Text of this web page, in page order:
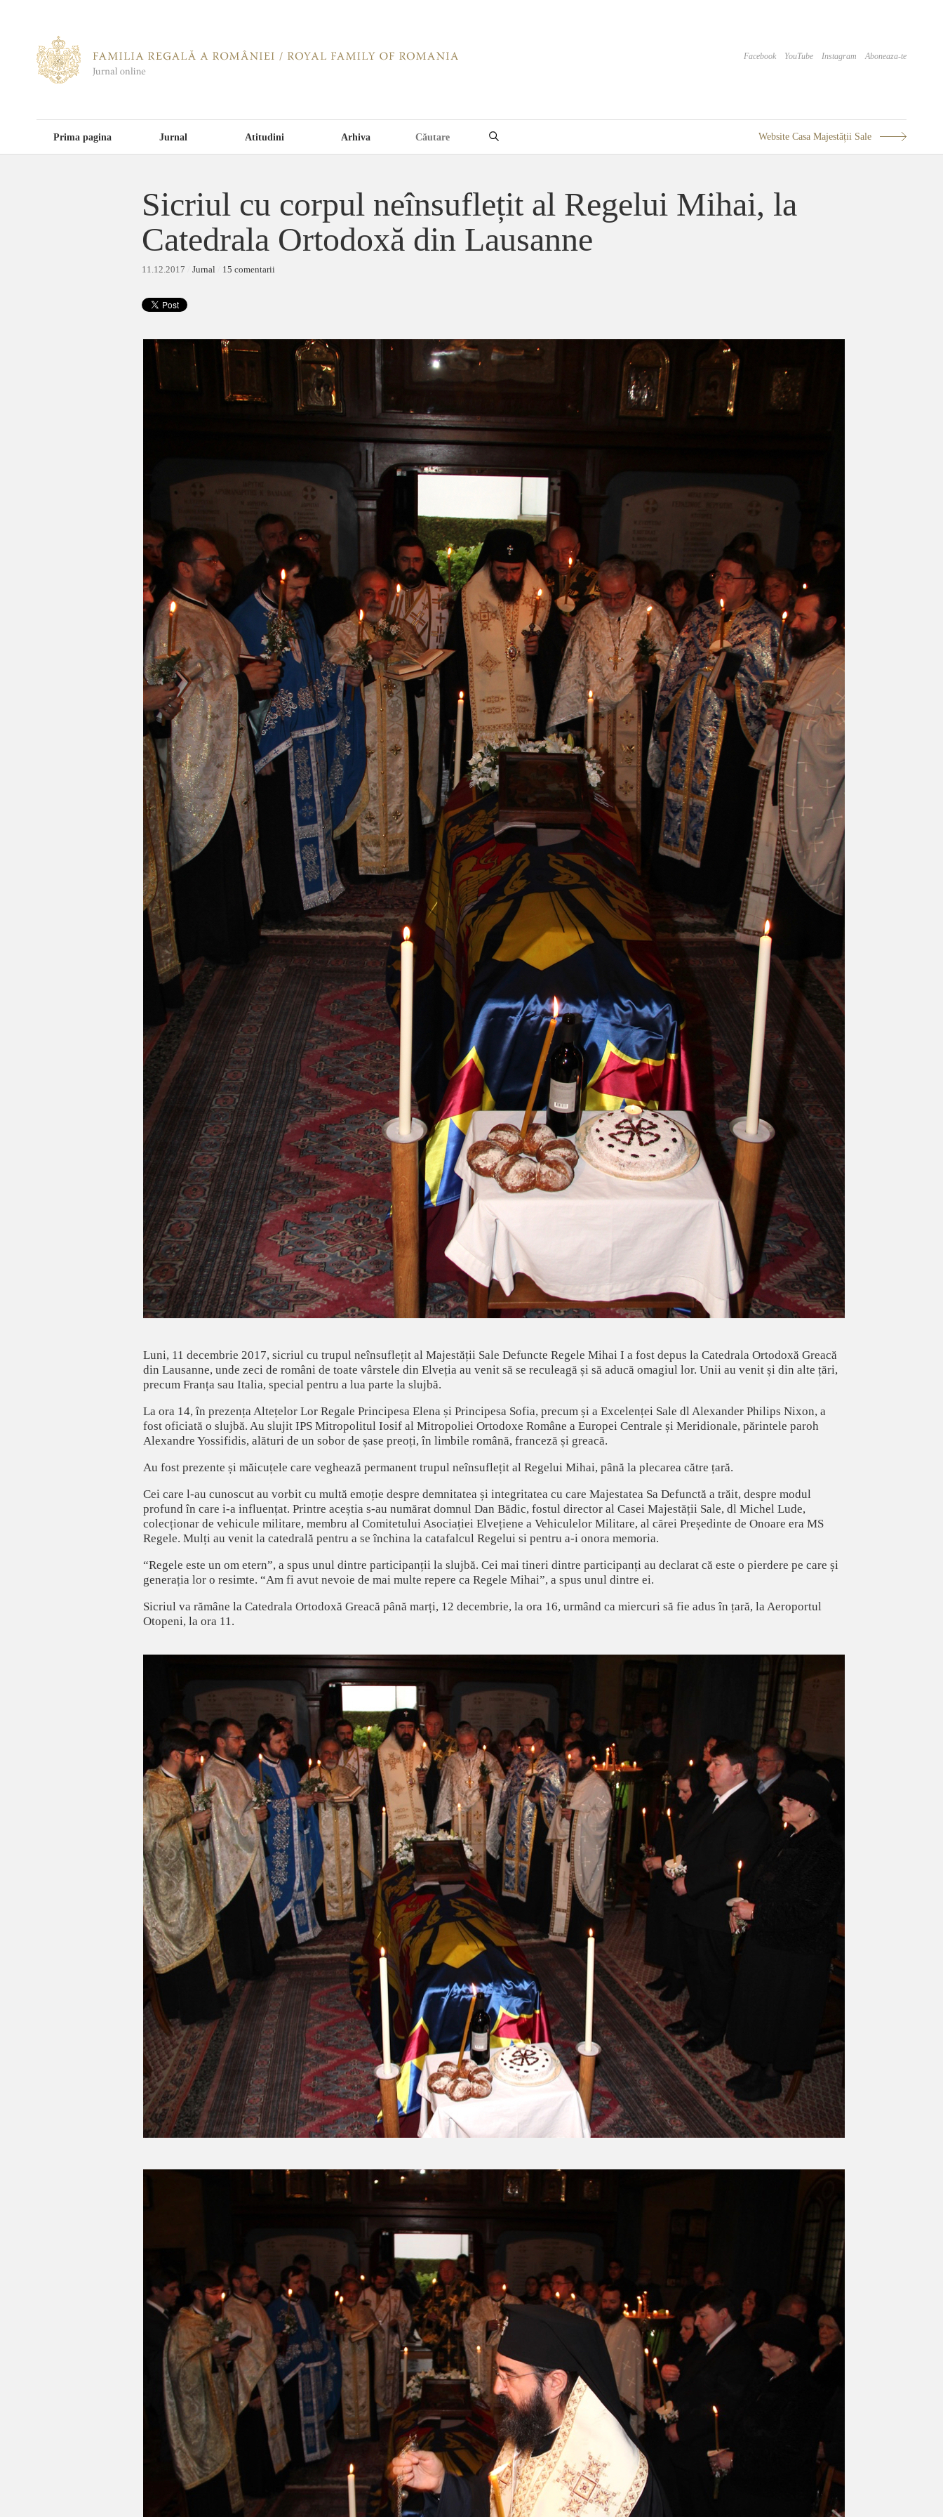
Facebook YouTube Instagram Aboneaza-te
Prima pagina Jurnal Atitudini Arhiva Website Casa Majestății Sale
Sicriul cu corpul neînsuflețit al Regelui Mihai, la
Catedrala Ortodoxă din Lausanne
11.12.2017 Jurnal 15 comentarii
Luni, 11 decembrie 2017, sicriul cu trupul neînsuflețit al Majestății Sale Defuncte Regele Mihai I a fost depus la Catedrala Ortodoxă Greacă
din Lausanne, unde zeci de români de toate vârstele din Elveția au venit să se reculeagă și să aducă omagiul lor. Unii au venit și din alte țări,
precum Franța sau Italia, special pentru a lua parte la slujbă.
La ora 14, în prezența Altețelor Lor Regale Principesa Elena și Principesa Sofia, precum și a Excelenței Sale dl Alexander Philips Nixon, a
fost oficiată o slujbă. Au slujit IPS Mitropolitul Iosif al Mitropoliei Ortodoxe Române a Europei Centrale și Meridionale, părintele paroh
Alexandre Yossifidis, alături de un sobor de șase preoți, în limbile română, franceză și greacă.
Au fost prezente și măicuțele care veghează permanent trupul neînsuflețit al Regelui Mihai, până la plecarea către țară.
Cei care l-au cunoscut au vorbit cu multă emoție despre demnitatea și integritatea cu care Majestatea Sa Defunctă a trăit, despre modul
profund în care i-a influențat. Printre aceștia s-au numărat domnul Dan Bădic, fostul director al Casei Majestății Sale, dl Michel Lude,
colecționar de vehicule militare, membru al Comitetului Asociației Elvețiene a Vehiculelor Militare, al cărei Președinte de Onoare era MS
Regele. Mulți au venit la catedrală pentru a se închina la catafalcul Regelui si pentru a-i onora memoria.
“Regele este un om etern”, a spus unul dintre participanții la slujbă. Cei mai tineri dintre participanți au declarat că este o pierdere pe care și
generația lor o resimte. “Am fi avut nevoie de mai multe repere ca Regele Mihai”, a spus unul dintre ei.
Sicriul va rămâne la Catedrala Ortodoxă Greacă până marți, 12 decembrie, la ora 16, urmând ca miercuri să fie adus în țară, la Aeroportul
Otopeni, la ora 11.